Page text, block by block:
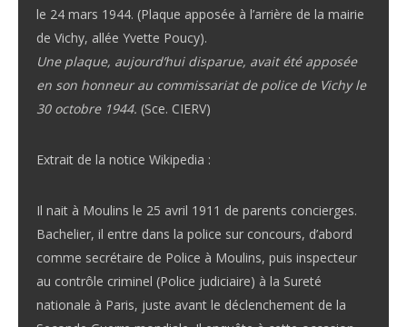
le 24 mars 1944. (Plaque apposée à l’arrière de la mairie
de Vichy, allée Yvette Poucy).
Une plaque, aujourd’hui disparue, avait été apposée
en son honneur au commissariat de police de Vichy le
30 octobre 1944. (Sce. CIERV)
Extrait de la notice Wikipedia :
Il nait à Moulins le 25 avril 1911 de parents concierges.
Bachelier, il entre dans la police sur concours, d’abord
comme secrétaire de Police à Moulins, puis inspecteur
au contrôle criminel (Police judiciaire) à la Sureté
nationale à Paris, juste avant le déclenchement de la